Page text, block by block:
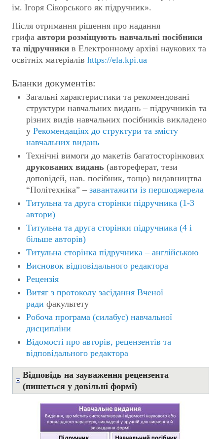
ім. Ігоря Сікорського як підручник».
Після отримання рішення про надання
грифа автори розміщують навчальні посібники
та підручники в Електронному архіві наукових та
освітніх матеріалів https://ela.kpi.ua
Бланки документів:
Загальні характеристики та рекомендовані
структури навчальних видань – підручників та
різних видів навчальних посібників викладено
у Рекомендаціях до структури та змісту
навчальних видань
Технічні вимоги до макетів багатосторінкових
друкованих видань (автореферат, тези
доповідей, нав. посібник, тощо) видавництва
“Політехніка” – завантажити із першоджерела
Титульна та друга сторінки підручника (1-3
автори)
Титульна та друга сторінки підручника (4 і
більше авторів)
Титульна сторінка підручника – англійською
Висновок відповідального редактора
Рецензія
Витяг з протоколу засідання Вченої
ради факультету
Робоча програма (силабус) навчальної
дисципліни
Відомості про авторів, рецензентів та
відповідального редактора
Відповідь на зауваження рецензента
(пишеться у довільні формі)